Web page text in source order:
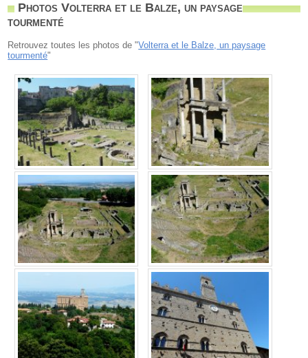
Photos Volterra et le Balze, un paysage
tourmenté
Retrouvez toutes les photos de "Volterra et le Balze, un paysage
tourmenté"